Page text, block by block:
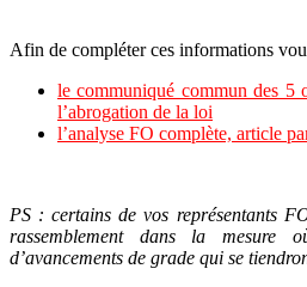
Afin de compléter ces informations
le communiqué commun des 5
l’abrogation de la loi
l’analyse FO complète, article
PS : certains de vos représentants
rassemblement dans la mesure
d’avancements de grade qui se